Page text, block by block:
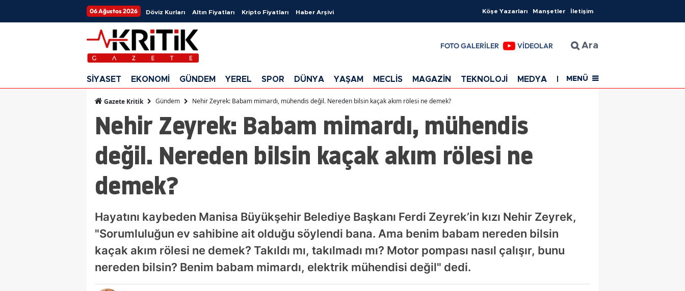
06 Ağustos 2026 Döviz Kurları Altın Fiyatları Kripto Fiyatları Haber Arşivi Köşe Yazarları Manşetler İletişim
FOTO GALERİLER VİDEOLAR Ara
SİYASET EKONOMİ GÜNDEM YEREL SPOR DÜNYA YAŞAM MECLİS MAGAZİN TEKNOLOJİ MEDYA EĞİTİM SAĞLIK
MENÜ
Gazete Kritik Gündem Nehir Zeyrek: Babam mimardı, mühendis değil. Nereden bilsin kaçak akım rölesi ne demek?
Nehir Zeyrek: Babam mimardı, mühendis
değil. Nereden bilsin kaçak akım rölesi ne
demek?
Hayatını kaybeden Manisa Büyükşehir Belediye Başkanı Ferdi Zeyrek’in kızı Nehir Zeyrek,
"Sorumluluğun ev sahibine ait olduğu söylendi bana. Ama benim babam nereden bilsin
kaçak akım rölesi ne demek? Takıldı mı, takılmadı mı? Motor pompası nasıl çalışır, bunu
nereden bilsin? Benim babam mimardı, elektrik mühendisi değil" dedi.